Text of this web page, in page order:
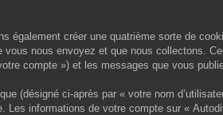
également créer une quatrième sorte de
nous envoyez et que nous collectons.
compte ») et les messages que vous
(désigné ci-après par « votre nom
Les informations de votre compte sur «